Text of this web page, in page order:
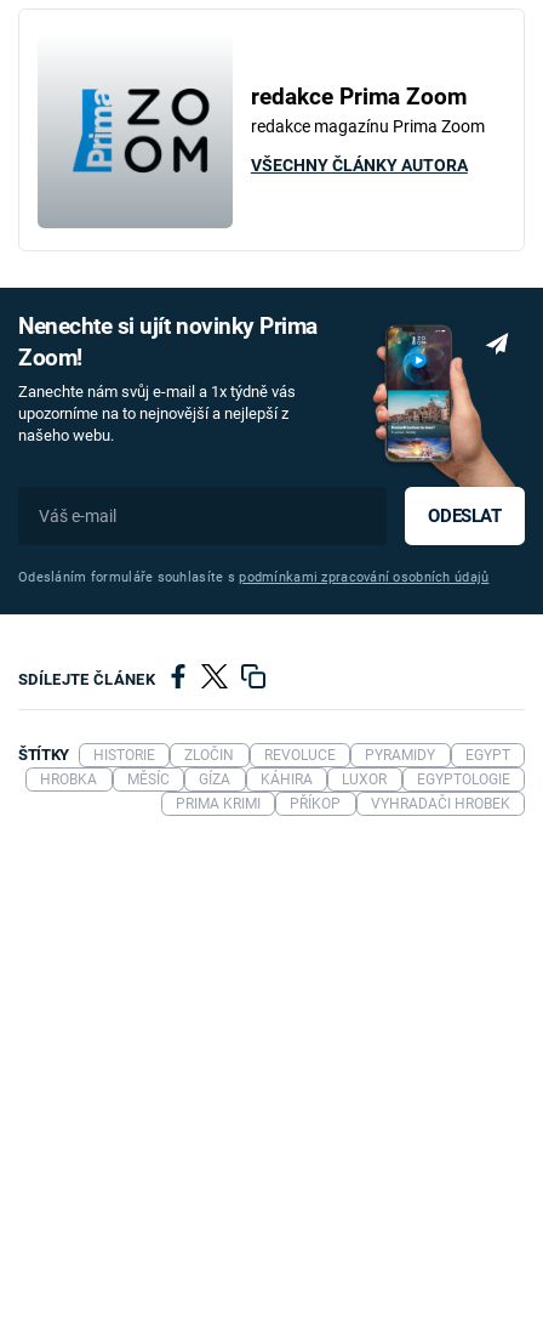
redakce Prima Zoom
redakce magazínu Prima Zoom
VŠECHNY ČLÁNKY AUTORA
Nenechte si ujít novinky Prima
Zoom!
Zanechte nám svůj e-mail a 1x týdně vás
upozorníme na to nejnovější a nejlepší z
našeho webu.
ODESLAT
Odesláním formuláře souhlasíte spodmínkami zpracování osobních údajů
SDÍLEJTE ČLÁNEK
ŠTÍTKY HISTORIE ZLOČIN REVOLUCE PYRAMIDY
EGYPT
HROBKA
MĚSÍC GÍZA KÁHIRA LUXOR
EGYPTOLOGIE
PRIMA KRIMI
PŘÍKOP VYHRADAČI HROBEK